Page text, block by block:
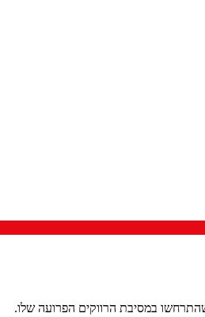
שהתרחשו במסיבת הרווקים הפרועה שלו.